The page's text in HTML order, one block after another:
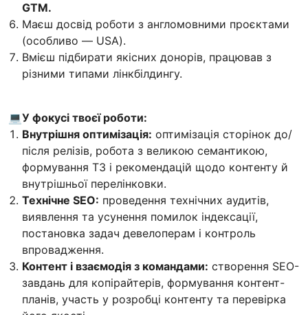
GTM.
Маєш досвід роботи з англомовними проєктами
(особливо — USA).
Вмієш підбирати якісних донорів, працював з
різними типами лінкбілдингу.
💻У фокусі твоєї роботи:
Внутрішня оптимізація: оптимізація сторінок до/
після релізів, робота з великою семантикою,
формування ТЗ і рекомендацій щодо контенту й
внутрішньої перелінковки.
Технічне SEO: проведення технічних аудитів,
виявлення та усунення помилок індексації,
постановка задач девелоперам і контроль
впровадження.
Контент і взаємодія з командами: створення SEO-
завдань для копірайтерів, формування контент-
планів, участь у розробці контенту та перевірка